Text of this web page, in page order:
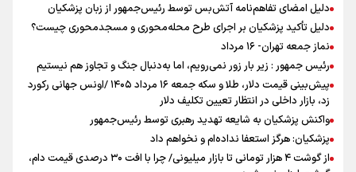
دلیل امضای تفاهم‌نامه آتش‌بس توسط رئیس‌جمهور از زبان پزشکیان
دلیل تأکید پزشکیان بر اجرای طرح محله‌محوری و مسجدمحوری چیست؟
نماز جمعه تهران- ۱۶ مرداد
رئیس جمهور : زیر بار زور نمی‌رویم، اما به‌دنبال جنگ و تجاوز هم نیستیم
پیش‌بینی قیمت دلار، طلا و سکه جمعه ۱۶ مرداد ۱۴۰۵ /اونس جهانی رکورد
زد، بازار داخلی در انتظار تعیین تکلیف دلار
واکنش پزشکیان به شایعه تهدید رهبری توسط رئیس‌جمهور
پزشکیان: هرگز استعفا نداده‌ام و نخواهم داد
از گوشت ۴ هزار تومانی تا بازار میلیونی/ چرا با افت ۳۰ درصدی قیمت دام،